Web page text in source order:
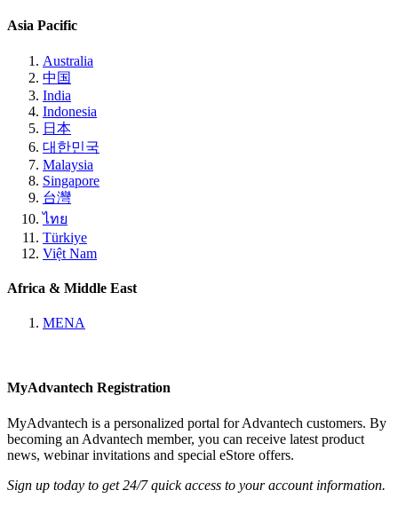
Asia Pacific
Australia
中国
India
Indonesia
日本
대한민국
Malaysia
Singapore
台灣
ไทย
Türkiye
Việt Nam
Africa & Middle East
MENA
MyAdvantech Registration
MyAdvantech is a personalized portal for Advantech customers. By
becoming an Advantech member, you can receive latest product
news, webinar invitations and special eStore offers.
Sign up today to get 24/7 quick access to your account information.